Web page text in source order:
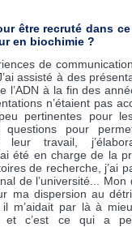
être recruté dans
en biochimie ?
de
assisté à des
l’ADN à la fin des
n’étaient pas
pertinentes pour
pour
leur travail,
été en charge de la
de recherche, j’ai
de l’université... Mon
ma dispersion au
m’aidait par là à
et c’est ce qui a